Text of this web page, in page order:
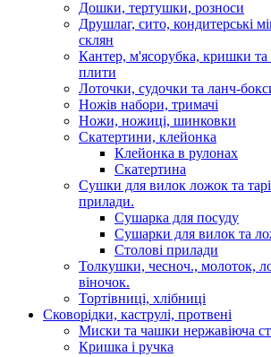
Дошки, тертушки, розноси
Друшлаг, сито, кондитерські
склян
Кантер, м'ясорубка, кришки та
плити
Лоточки, судочки та ланч-
Ножів набори, тримачі
Ножи, ножиці, шинковки
Скатертини, клейонка
Клейонка в рулонах
Скатертина
Сушки для вилок ложок та
прилади.
Сушарка для посуду
Сушарки для вилок та
Столові прилади
Толкушки, чесноч., молоток,
віночок.
Тортівниці, хлібниці
Сковорідки, каструлі, протвені
Миски та чашки нержавіюча
Кришка і ручка